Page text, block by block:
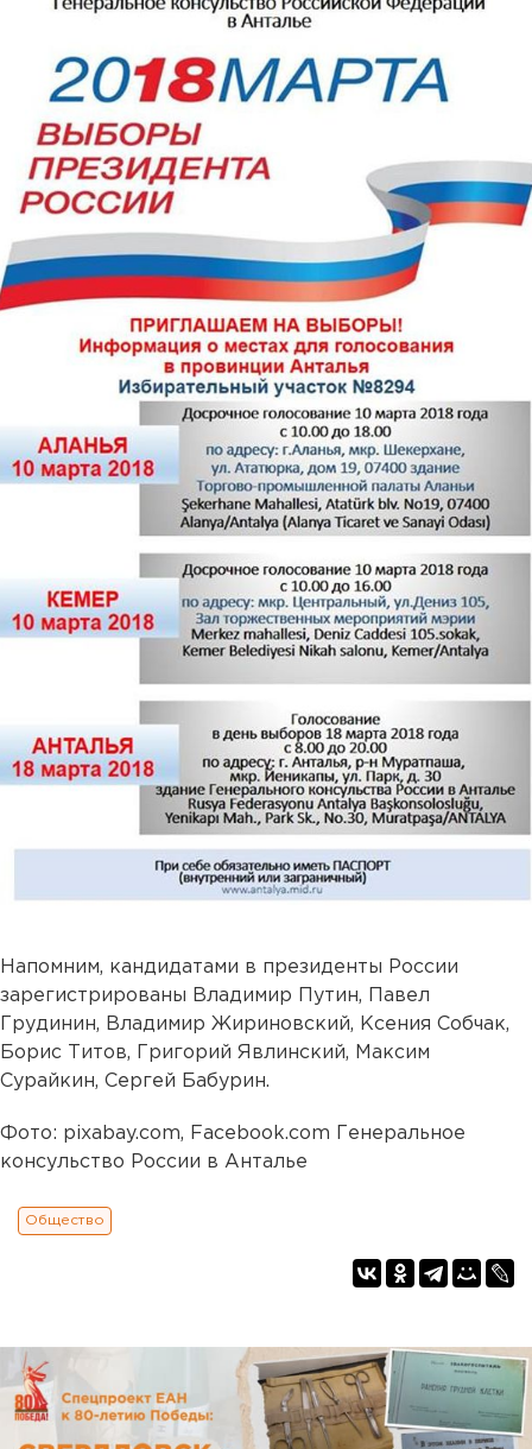
Напомним, кандидатами в президенты России
зарегистрированы Владимир Путин, Павел
Грудинин, Владимир Жириновский, Ксения Собчак,
Борис Титов, Григорий Явлинский, Максим
Сурайкин, Сергей Бабурин.
Фото: pixabay.com, Facebook.com Генеральное
консульство России в Анталье
Общество